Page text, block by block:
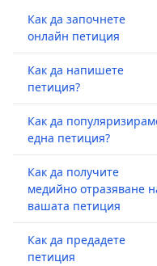
Как да започнете
онлайн петиция
Как да напишете
петиция?
Как да
една петиция?
Как да получите
медийно отразяване
вашата петиция
Как да предадете
петиция